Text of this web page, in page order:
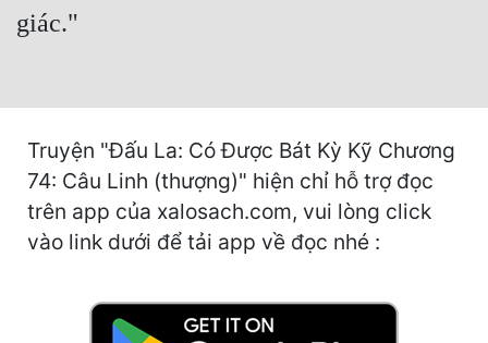
Mỹ Thực
Nữ Cường
Nữ Phụ
Phong Thủy - Tâm Linh
giác."
Truyện "Đấu La: Có Được Bát Kỳ Kỹ Chương
74: Câu Linh (thượng)" hiện chỉ hỗ trợ đọc
trên app của xalosach.com, vui lòng click
vào link dưới để tải app về đọc nhé :